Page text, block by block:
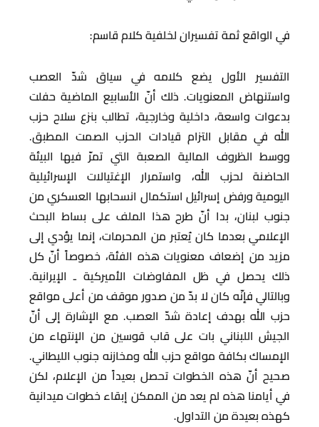
في الواقع ثمة تفسيران لخلفية كلام قاسم:
التفسير الأول يضع كلامه في سياق شدّ العصب
واستنهاض المعنويات. ذلك أنّ الأسابيع الماضية حفلت
بدعوات واسعة، داخلية وخارجية، تطالب بنزع سلاح حزب
الله في مقابل التزام قيادات الحزب الصمت المطبق.
ووسط الظروف المالية الصعبة التي تمرّ فيها البيئة
الحاضنة لحزب الله، واستمرار الإغتيالات الإسرائيلية
اليومية ورفض إسرائيل استكمال انسحابها العسكري من
جنوب لبنان، بدا أنّ طرح هذا الملف على بساط البحث
الإعلامي بعدما كان يُعتبر من المحرمات، إنما يؤدي إلى
مزيد من إضعاف معنويات هذه الفئة، خصوصاً أنّ كل
ذلك يحصل في ظل المفاوضات الأميركية ـ الإيرانية.
وبالتالي فإنّه كان لا بدّ من صدور موقف من أعلى مواقع
حزب الله بهدف إعادة شدّ العصب. مع الإشارة إلى أنّ
الجيش اللبناني بات على قاب قوسين من الإنتهاء من
الإمساك بكافة مواقع حزب الله ومخازنه جنوب الليطاني.
صحيح أنّ هذه الخطوات تحصل بعيداً من الإعلام، لكن
في أيامنا هذه لم يعد من الممكن إبقاء خطوات ميدانية
كهذه بعيدة من التداول.